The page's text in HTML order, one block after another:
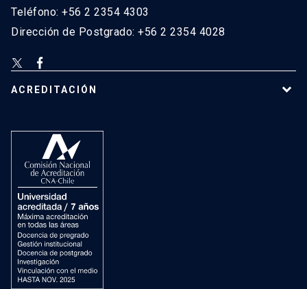
Teléfono: +56 2 2354 4303
Dirección de Postgrado: +56 2 2354 4028
ACREDITACIÓN